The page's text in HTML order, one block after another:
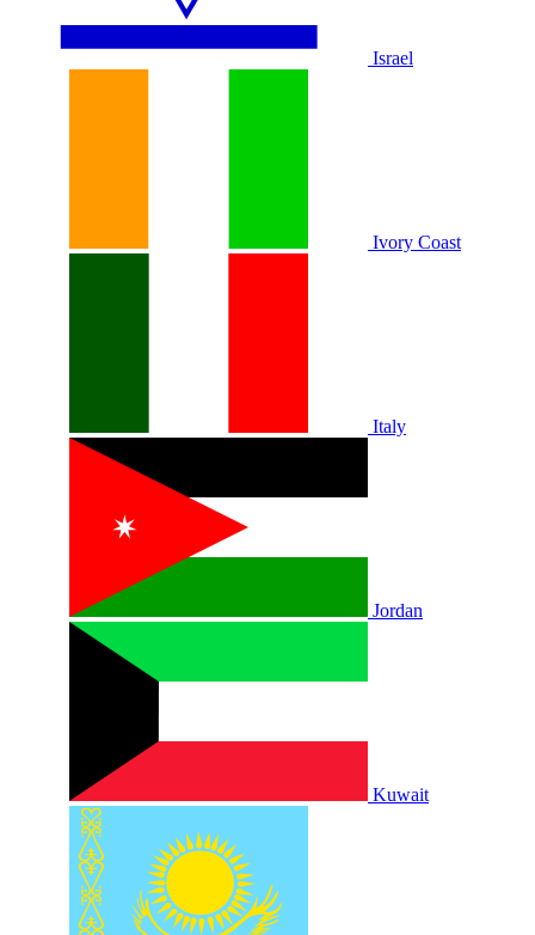
Israel
Ivory Coast
Italy
Jordan
Kuwait